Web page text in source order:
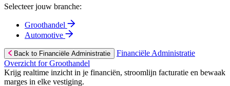
Selecteer jouw branche:
Groothandel
Automotive
Back to Financiële Administratie
Financiële Administratie
Overzicht for Groothandel
Krijg realtime inzicht in je financiën, stroomlijn facturatie en bewaak
marges in elke vestiging.